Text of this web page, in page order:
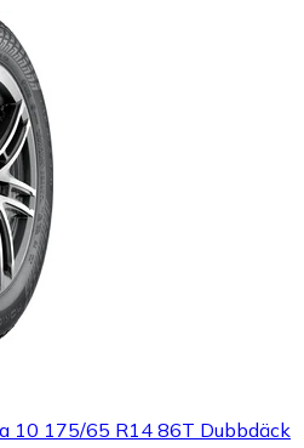
10 175/65 R14 86T Dubbdäck